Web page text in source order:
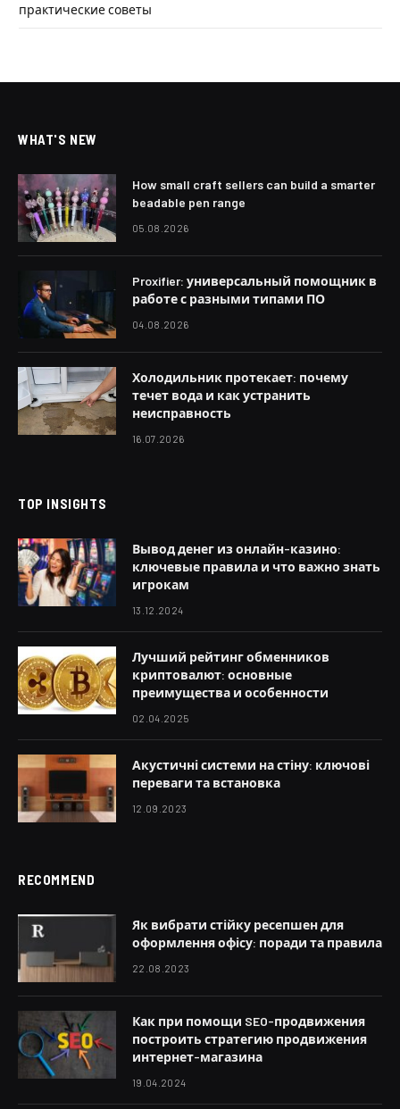
практические советы
WHAT'S NEW
How small craft sellers can build a smarter
beadable pen range
05.08.2026
Proxifier: универсальный помощник в
работе с разными типами ПО
04.08.2026
Холодильник протекает: почему
течет вода и как устранить
неисправность
16.07.2026
TOP INSIGHTS
Вывод денег из онлайн-казино:
ключевые правила и что важно знать
игрокам
13.12.2024
Лучший рейтинг обменников
криптовалют: основные
преимущества и особенности
02.04.2025
Акустичні системи на стіну: ключові
переваги та встановка
12.09.2023
RECOMMEND
Як вибрати стійку ресепшен для
оформлення офісу: поради та правила
22.08.2023
Как при помощи SEO-продвижения
построить стратегию продвижения
интернет-магазина
19.04.2024